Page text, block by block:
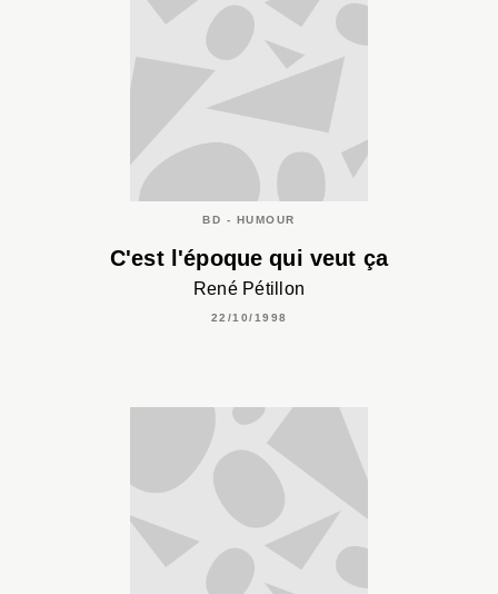
BD - HUMOUR
C'est l'époque qui veut ça
René Pétillon
22/10/1998